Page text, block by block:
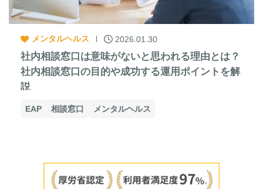
メンタルヘルス 2026.01.30
社内相談窓口は意味がないと思われる理由とは？
社内相談窓口の目的や成功する運用ポイントを解
説
EAP 相談窓口 メンタルヘルス